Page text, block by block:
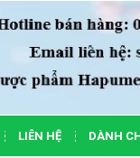
LIÊN HỆ DÀNH